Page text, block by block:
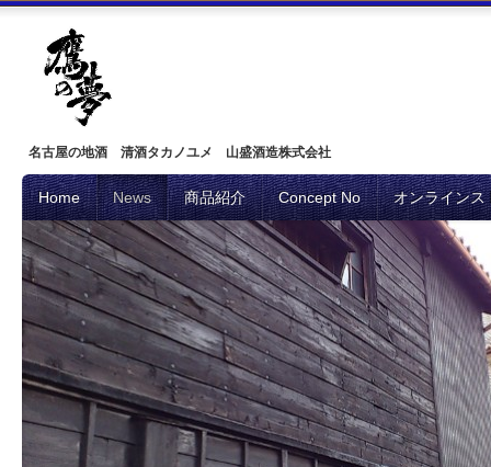
名古屋の地酒 清酒タカノユメ 山盛酒造株式会社
Home News 商品紹介 Concept No オンラインス